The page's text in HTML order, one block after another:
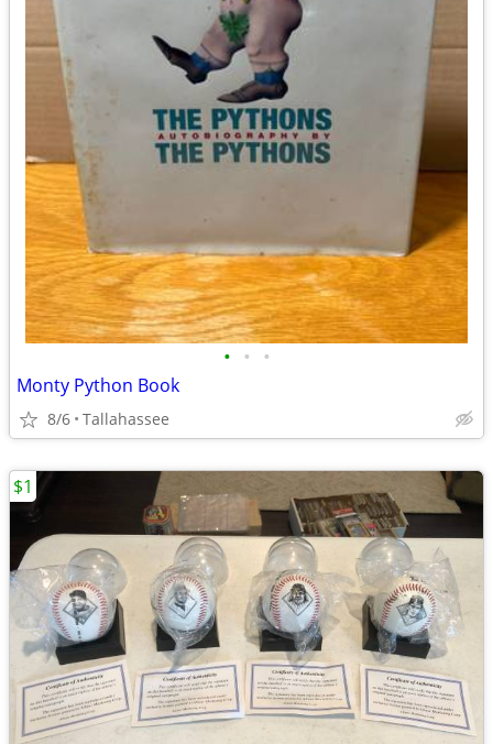
• • •
Monty Python Book
8/6 Tallahassee
$1